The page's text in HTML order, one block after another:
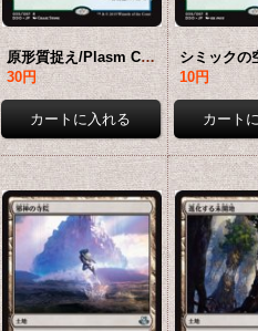
原形質捉え/Plasm Capture 【日本語版】 [EVK-金R]
30円
10円